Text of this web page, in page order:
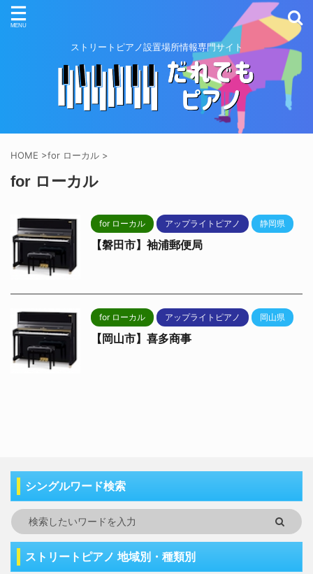
ストリートピアノ設置場所情報専門サイト
HOME >for ローカル >
for ローカル
for ローカル アップライトピアノ 静岡県
【磐田市】袖浦郵便局
for ローカル アップライトピアノ 岡山県
【岡山市】喜多商事
シングルワード検索
ストリートピアノ 地域別・種類別